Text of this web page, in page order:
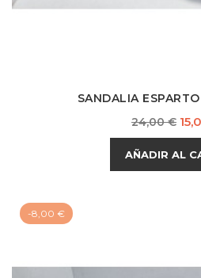
SANDALIA
Precio
base
24,00 €
AÑADIR AL
-8,00 €